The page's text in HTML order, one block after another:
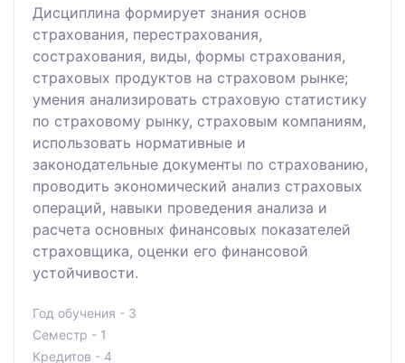
Дисциплина формирует знания основ
страхования, перестрахования,
сострахования, виды, формы страхования,
страховых продуктов на страховом рынке;
умения анализировать страховую статистику
по страховому рынку, страховым компаниям,
использовать нормативные и
законодательные документы по страхованию,
проводить экономический анализ страховых
операций, навыки проведения анализа и
расчета основных финансовых показателей
страховщика, оценки его финансовой
устойчивости.
Год обучения - 3
Семестр - 1
Кредитов - 4